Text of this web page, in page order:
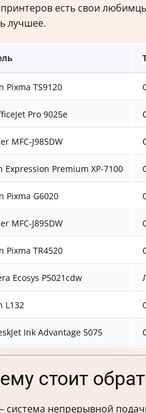
есть свои
лучшее.
Pixma TS9120
Pro 9025e
MFC-J985DW
Expression Premium XP-7100
Pixma G6020
MFC-J895DW
Pixma TR4520
Ecosys P5021cdw
L132
Ink Advantage 5075
стоит
непрерывной